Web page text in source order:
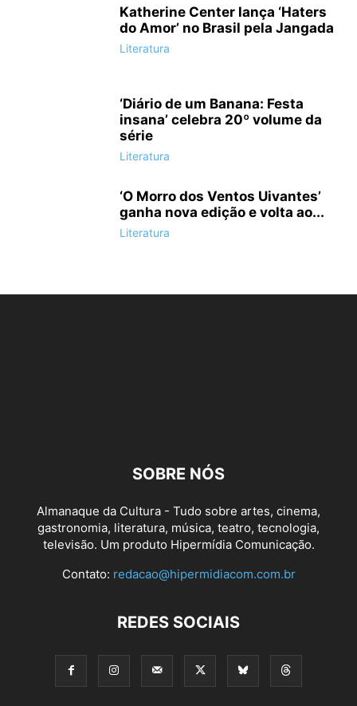
Katherine Center lança ‘Haters
do Amor’ no Brasil pela Jangada
Literatura
‘Diário de um Banana: Festa
insana’ celebra 20º volume da
série
Literatura
‘O Morro dos Ventos Uivantes’
ganha nova edição e volta ao...
Literatura
SOBRE NÓS
Almanaque da Cultura - Tudo sobre artes, cinema,
gastronomia, literatura, música, teatro, tecnologia,
televisão. Um produto Hipermídia Comunicação.
Contato: redacao@hipermidiacom.com.br
REDES SOCIAIS